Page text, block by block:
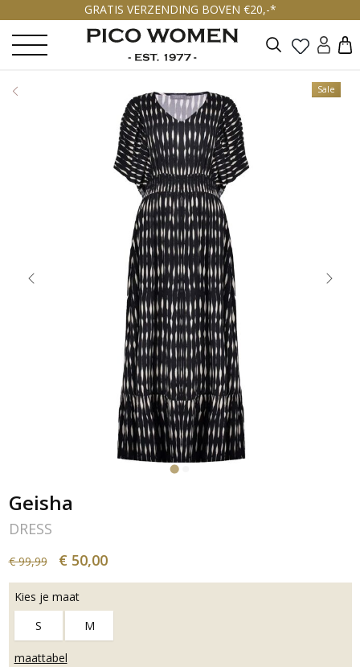
GRATIS VERZENDING BOVEN €20,-*
Zoeken
Sale
Geisha
DRESS
€ 99,99 € 50,00
Kies je maat
S
M
maattabel